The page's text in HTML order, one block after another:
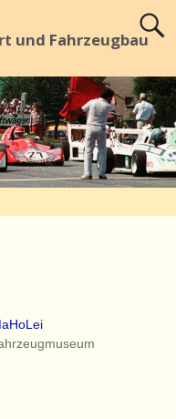
und Fahrzeugbau